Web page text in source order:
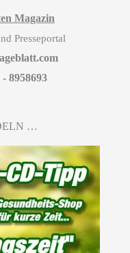
Magazin
Presseportal
8958693
…